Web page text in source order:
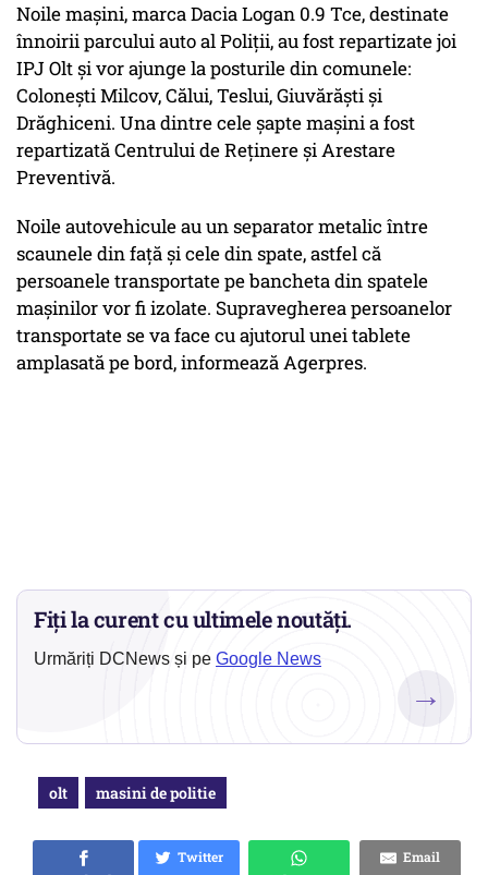
Noile maşini, marca Dacia Logan 0.9 Tce, destinate
înnoirii parcului auto al Poliţii, au fost repartizate joi
IPJ Olt şi vor ajunge la posturile din comunele:
Coloneşti Milcov, Călui, Teslui, Giuvărăşti şi
Drăghiceni. Una dintre cele şapte maşini a fost
repartizată Centrului de Reţinere şi Arestare
Preventivă.
Noile autovehicule au un separator metalic între
scaunele din faţă şi cele din spate, astfel că
persoanele transportate pe bancheta din spatele
maşinilor vor fi izolate. Supravegherea persoanelor
transportate se va face cu ajutorul unei tablete
amplasată pe bord, informează Agerpres.
Fiți la curent cu ultimele noutăți.
Urmăriți DCNews și pe Google News
→
olt masini de politie
Twitter
Email